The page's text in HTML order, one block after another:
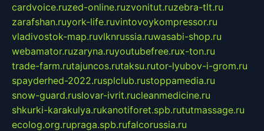
cardvoice.ruzed-online.ruzvonitut.ruzebra-tlt.ru
zarafshan.ruyork-life.ruvintovoykompressor.ru
vladivostok-map.ruvlknrussia.ruwasabi-shop.ru
webamator.ruzaryna.ruyoutubefree.rux-ton.ru
trade-farm.rutajuncos.rutaksu.rutor-lyubov-i-grom.ru
spayderhed-2022.rusplclub.rustoppamedia.ru
snow-guard.ruslovar-ivrit.rucleanmedicine.ru
shkurki-karakulya.rukanotiforet.spb.rututmassage.ru
ecolog.org.rupraga.spb.rufalcorussia.ru